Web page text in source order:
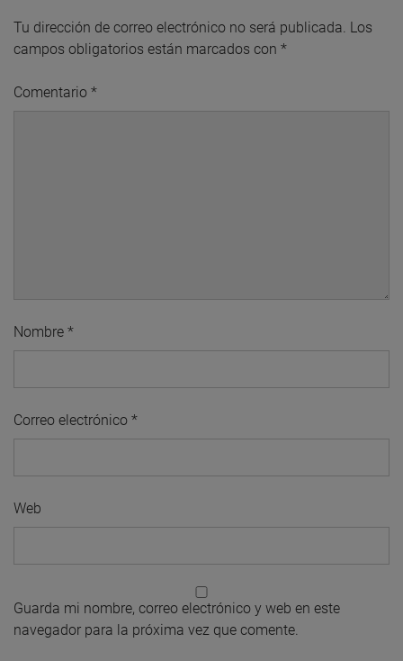
Tu dirección de correo electrónico no será publicada. Los
campos obligatorios están marcados con *
Comentario *
Nombre *
Correo electrónico *
Web
Guarda mi nombre, correo electrónico y web en este
navegador para la próxima vez que comente.